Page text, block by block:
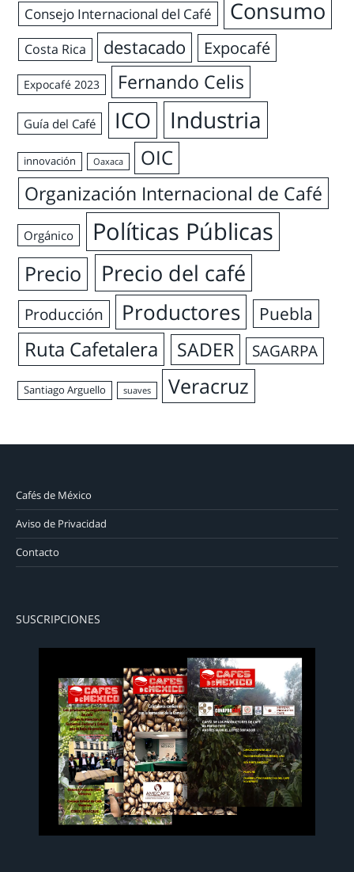
Consejo Internacional del Café Consumo
Costa Rica destacado Expocafé
Expocafé 2023 Fernando Celis
Guía del Café ICO Industria
innovación Oaxaca
OIC
Organización Internacional de Café
Orgánico Políticas Públicas
Precio Precio del café
Producción Productores Puebla
Ruta Cafetalera SADER SAGARPA
Santiago Arguello suaves Veracruz
Cafés de México
Aviso de Privacidad
Contacto
SUSCRIPCIONES